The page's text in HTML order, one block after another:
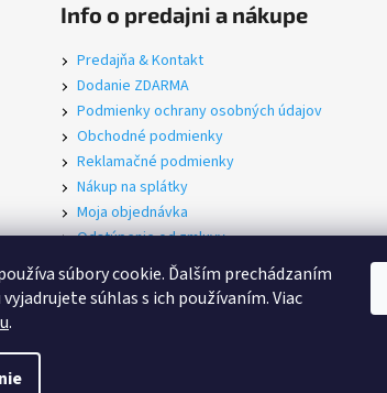
súbory cookie. Ďalším prechádzaním
súhlas s ich používaním. Viac
.
Info o predajni a nákupe
Predajňa & Kontakt
Dodanie ZDARMA
Podmienky ochrany osobných údajov
Obchodné podmienky
Reklamačné podmienky
Nákup na splátky
Moja objednávka
Odstúpenie od zmluvy
Servis
nastavenie cookies